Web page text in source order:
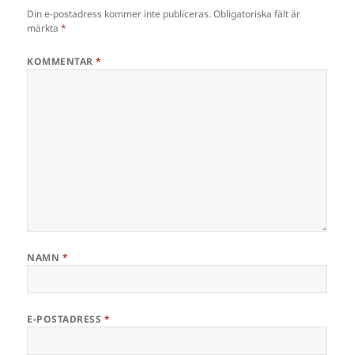
Din e-postadress kommer inte publiceras. Obligatoriska fält är
märkta*
KOMMENTAR*
NAMN *
E-POSTADRESS *